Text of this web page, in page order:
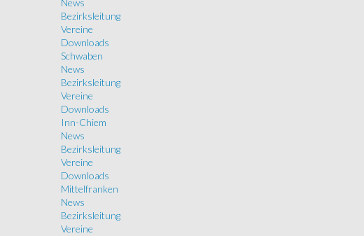
News
Bezirksleitung
Vereine
Downloads
Schwaben
News
Bezirksleitung
Vereine
Downloads
Inn-Chiem
News
Bezirksleitung
Vereine
Downloads
Mittelfranken
News
Bezirksleitung
Vereine